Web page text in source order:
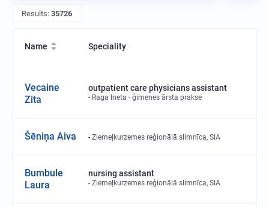
Results: 35726
Name Speciality
Vecaine
Zita
outpatient care physicians assistant
Raga Ineta - ģimenes ārsta prakse
Šēniņa Aiva Ziemeļkurzemes reģionālā slimnīca, SIA
Bumbule
Laura
nursing assistant
Ziemeļkurzemes reģionālā slimnīca, SIA